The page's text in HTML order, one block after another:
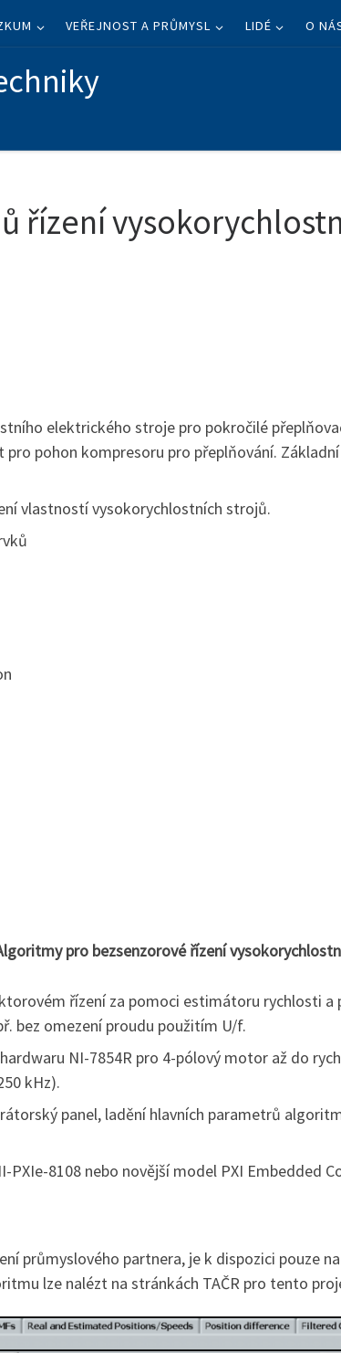
VEŘEJNOST A PRŮMYSL LIDÉ O
řízení
elektrického stroje pro pokročilé
pohon kompresoru pro přeplňování.
vlastností vysokorychlostních strojů.
pro bezsenzorové řízení
řízení za pomoci estimátoru rychlosti a
bez omezení proudu použitím U/f.
NI-7854R pro 4-pólový motor až do
kHz).
panel, ladění hlavních parametrů
8108 nebo novější model PXI Embedded
průmyslového partnera, je k dispozici pouze
lze nalézt na stránkách TAČR pro tento